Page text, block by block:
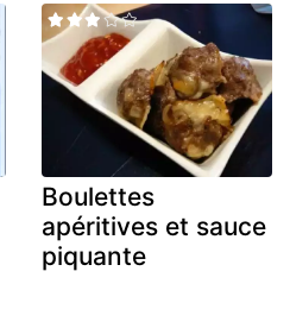
Boulettes
apéritives et sauce
piquante